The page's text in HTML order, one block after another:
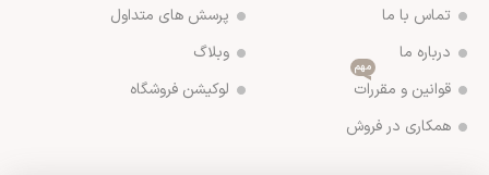
تماس با ما
درباره ما
قوانین و مقررات
مهم
همکاری در فروش
پرسش های متداول
وبلاگ
لوکیشن فروشگاه